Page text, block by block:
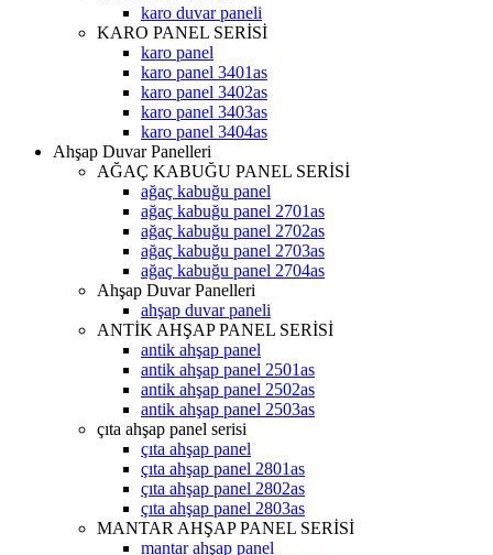
karo duvar paneli
KARO PANEL SERİSİ
karo panel
karo panel 3401as
karo panel 3402as
karo panel 3403as
karo panel 3404as
Ahşap Duvar Panelleri
AĞAÇ KABUĞU PANEL SERİSİ
ağaç kabuğu panel
ağaç kabuğu panel 2701as
ağaç kabuğu panel 2702as
ağaç kabuğu panel 2703as
ağaç kabuğu panel 2704as
Ahşap Duvar Panelleri
ahşap duvar paneli
ANTİK AHŞAP PANEL SERİSİ
antik ahşap panel
antik ahşap panel 2501as
antik ahşap panel 2502as
antik ahşap panel 2503as
çıta ahşap panel serisi
çıta ahşap panel
çıta ahşap panel 2801as
çıta ahşap panel 2802as
çıta ahşap panel 2803as
MANTAR AHŞAP PANEL SERİSİ
mantar ahşap panel